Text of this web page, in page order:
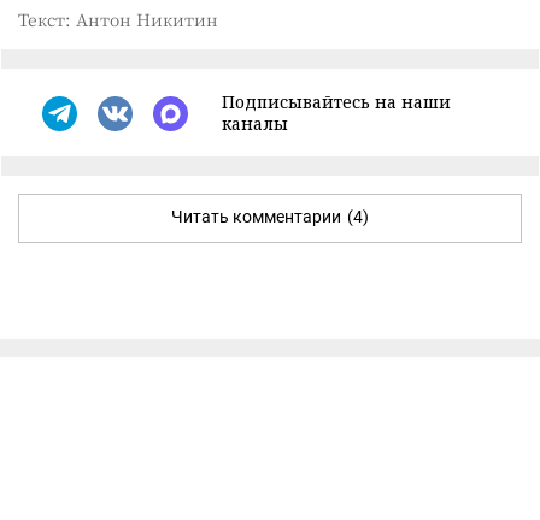
Текст: Антон Никитин
Подписывайтесь на наши
каналы
Читать комментарии (4)